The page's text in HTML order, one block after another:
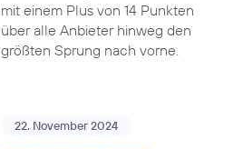
mit einem Plus von 14 Punkten
über alle Anbieter hinweg den
größten Sprung nach vorne.
22. November 2024